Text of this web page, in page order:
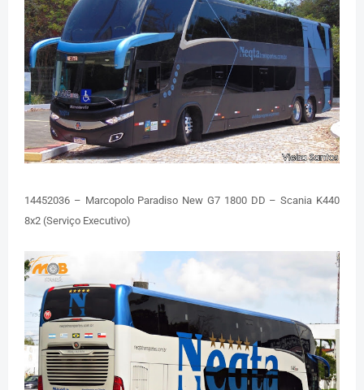
14452036 – Marcopolo Paradiso New G7 1800 DD – Scania K440
8x2 (Serviço Executivo)